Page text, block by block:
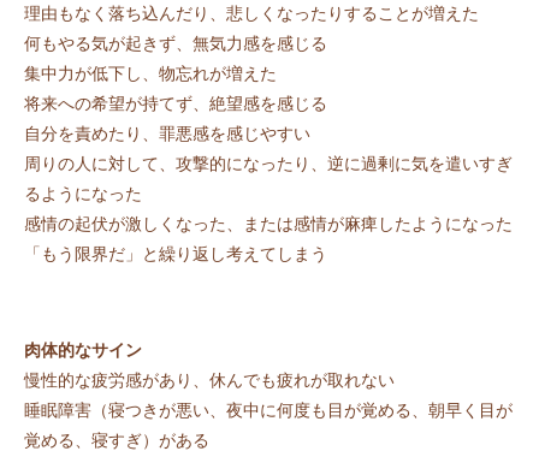
理由もなく落ち込んだり、悲しくなったりすることが増えた
何もやる気が起きず、無気力感を感じる
集中力が低下し、物忘れが増えた
将来への希望が持てず、絶望感を感じる
自分を責めたり、罪悪感を感じやすい
周りの人に対して、攻撃的になったり、逆に過剰に気を遣いすぎ
るようになった
感情の起伏が激しくなった、または感情が麻痺したようになった
「もう限界だ」と繰り返し考えてしまう
肉体的なサイン
慢性的な疲労感があり、休んでも疲れが取れない
睡眠障害（寝つきが悪い、夜中に何度も目が覚める、朝早く目が
覚める、寝すぎ）がある